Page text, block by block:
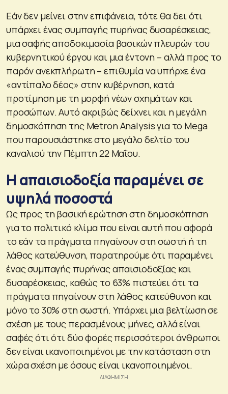
Εάν δεν μείνει στην επιφάνεια, τότε θα δει ότι
υπάρχει ένας συμπαγής πυρήνας δυσαρέσκειας,
μια σαφής αποδοκιμασία βασικών πλευρών του
κυβερνητικού έργου και μια έντονη – αλλά προς το
παρόν ανεκπλήρωτη – επιθυμία να υπήρχε ένα
«αντίπαλο δέος» στην κυβέρνηση, κατά
προτίμηση με τη μορφή νέων σχημάτων και
προσώπων. Αυτό ακριβώς δείχνει και η μεγάλη
δημοσκόπηση της Metron Analysis για το Mega
που παρουσιάστηκε στο μεγάλο δελτίο του
καναλιού την Πέμπτη 22 Μαΐου.
Η απαισιοδοξία παραμένει σε
υψηλά ποσοστά
Ως προς τη βασική ερώτηση στη δημοσκόπηση
για το πολιτικό κλίμα που είναι αυτή που αφορά
το εάν τα πράγματα πηγαίνουν στη σωστή ή τη
λάθος κατεύθυνση, παρατηρούμε ότι παραμένει
ένας συμπαγής πυρήνας απαισιοδοξίας και
δυσαρέσκειας, καθώς το 63% πιστεύει ότι τα
πράγματα πηγαίνουν στη λάθος κατεύθυνση και
μόνο το 30% στη σωστή. Υπάρχει μια βελτίωση σε
σχέση με τους περασμένους μήνες, αλλά είναι
σαφές ότι ότι δύο φορές περισσότεροι άνθρωποι
δεν είναι ικανοποιημένοι με την κατάσταση στη
χώρα σχέση με όσους είναι ικανοποιημένοι.